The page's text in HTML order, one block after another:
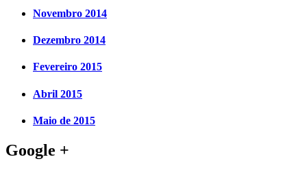
Novembro 2014
Dezembro 2014
Fevereiro 2015
Abril 2015
Maio de 2015
Google +